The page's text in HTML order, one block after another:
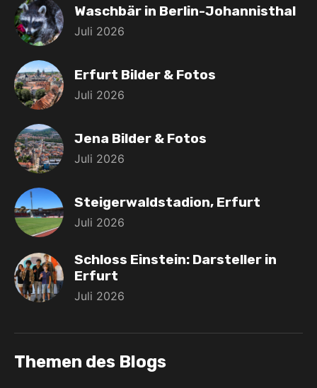
Waschbär in Berlin-Johannisthal
Juli 2026
Erfurt Bilder & Fotos
Juli 2026
Jena Bilder & Fotos
Juli 2026
Steigerwaldstadion, Erfurt
Juli 2026
Schloss Einstein: Darsteller in
Erfurt
Juli 2026
Themen des Blogs